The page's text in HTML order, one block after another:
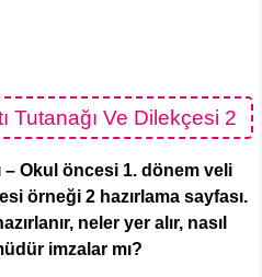
Tutanağı Ve Dilekçesi 2
– Okul öncesi 1. dönem veli
örneği 2 hazırlama sayfası.
neler yer alır, nasıl
imzalar mı?